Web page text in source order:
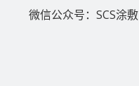
微信公众号：SCS涂敷